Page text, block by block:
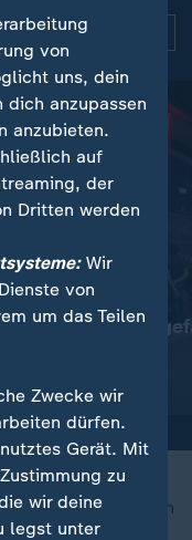
Berlin :
Kostendruck
Video 0:37
nach oben
von
uns, dein
dich anzupassen
anzubieten.
auf
der
Dritten werden
Wir
von
um das Teilen
Zwecke wir
dürfen.
Gerät. Mit
zu
wir deine
legst unter